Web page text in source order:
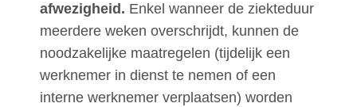
afwezigheid. Enkel wanneer de ziekteduur
meerdere weken overschrijdt, kunnen de
noodzakelijke maatregelen (tijdelijk een
werknemer in dienst te nemen of een
interne werknemer verplaatsen) worden